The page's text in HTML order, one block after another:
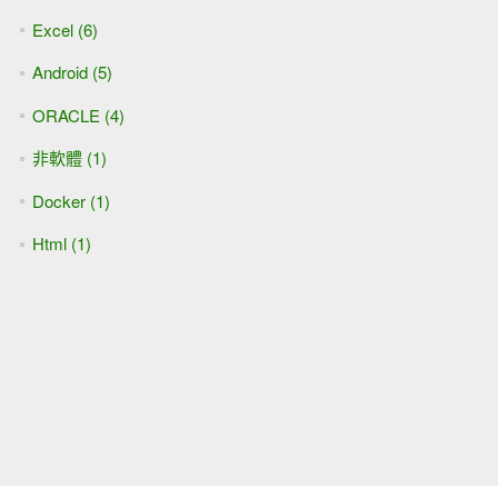
Excel (6)
Android (5)
ORACLE (4)
非軟體 (1)
Docker (1)
Html (1)